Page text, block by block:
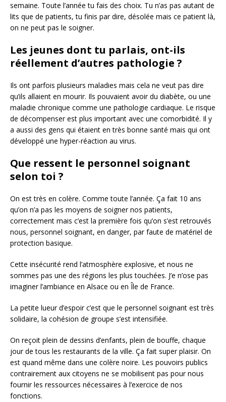
semaine. Toute l’année tu fais des choix. Tu n’as pas autant de
lits que de patients, tu finis par dire, désolée mais ce patient là,
on ne peut pas le soigner.
Les jeunes dont tu parlais, ont-ils
réellement d’autres pathologie ?
Ils ont parfois plusieurs maladies mais cela ne veut pas dire
qu’ils allaient en mourir. Ils pouvaient avoir du diabète, ou une
maladie chronique comme une pathologie cardiaque. Le risque
de décompenser est plus important avec une comorbidité. Il y
a aussi des gens qui étaient en très bonne santé mais qui ont
développé une hyper-réaction au virus.
Que ressent le personnel soignant
selon toi ?
On est très en colère. Comme toute l’année. Ça fait 10 ans
qu’on n’a pas les moyens de soigner nos patients,
correctement mais c’est la première fois qu’on s’est retrouvés
nous, personnel soignant, en danger, par faute de matériel de
protection basique.
Cette insécurité rend l’atmosphère explosive, et nous ne
sommes pas une des régions les plus touchées. J’e n’ose pas
imaginer l’ambiance en Alsace ou en Île de France.
La petite lueur d’espoir c’est que le personnel soignant est très
solidaire, la cohésion de groupe s’est intensifiée.
On reçoit plein de dessins d’enfants, plein de bouffe, chaque
jour de tous les restaurants de la ville. Ça fait super plaisir. On
est quand même dans une colère noire. Les pouvoirs publics
contrairement aux citoyens ne se mobilisent pas pour nous
fournir les ressources nécessaires à l’exercice de nos
fonctions.